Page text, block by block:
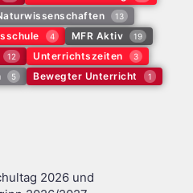
13
4 MFR Aktiv 19
12 Unterrichtszeiten 3
5 Bewegter Unterricht 1
2026 und